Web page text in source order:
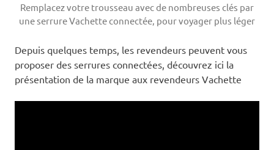
Remplacez votre trousseau avec de nombreuses clés par
une serrure Vachette connectée, pour voyager plus léger
Depuis quelques temps, les revendeurs peuvent vous
proposer des serrures connectées, découvrez ici la
présentation de la marque aux revendeurs Vachette